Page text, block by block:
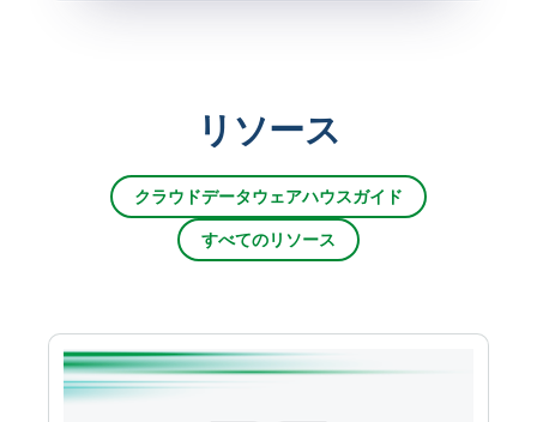
リソース
クラウドデータウェアハウスガイド
すべてのリソース